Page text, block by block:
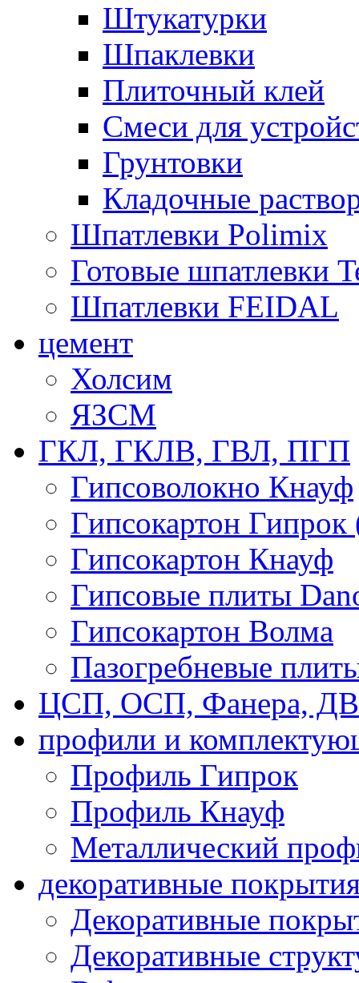
Штукатурки
Шпаклевки
Плиточный клей
Смеси для
Грунтовки
Кладочные
Шпатлевки Polimix
Готовые шпатлевки
Шпатлевки FEIDAL
цемент
Холсим
ЯЗCМ
ГКЛ, ГКЛВ, ГВЛ, ПГП
Гипсоволокно Кнауф
Гипсокартон Гипрок
Гипсокартон Кнауф
Гипсовые плиты
Гипсокартон Волма
Пазогребневые
ЦСП, ОСП, Фанера,
профили и
Профиль Гипрок
Профиль Кнауф
Металлический
декоративные
Декоративные
Декоративные